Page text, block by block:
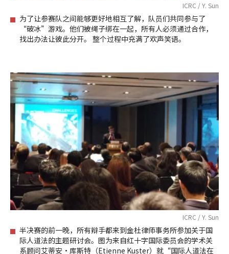
ICRC / Y. Sun
为了让参赛队之间能够更好地相互了解，队员们共同参与了
“破冰”游戏。他们被绳子绑在一起，所有人必须通过合作，
找出办法让彼此分开。 整个过程中充满了欢声笑语。
ICRC / Y. Sun
半决赛的前一晚，所有辩手都来到金杜律师事务所参加关于国
际人道法的主题研讨会。图为来自红十字国际委员会的学术关
系顾问艾蒂安•库斯特（Etienne Kuster）就“国际人道法在